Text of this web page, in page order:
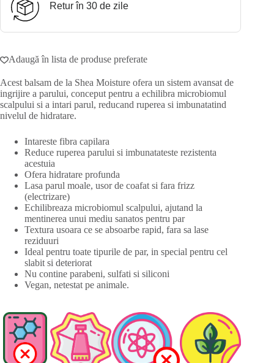
Retur în 30 de zile
Adaugă în lista de produse preferate
Acest balsam de la Shea Moisture ofera un sistem avansat de
ingrijire a parului, conceput pentru a echilibra microbiomul
scalpului si a intari parul, reducand ruperea si imbunatatind
nivelul de hidratare.
Intareste fibra capilara
Reduce ruperea parului si imbunatateste rezistenta
acestuia
Ofera hidratare profunda
Lasa parul moale, usor de coafat si fara frizz
(electrizare)
Echilibreaza microbiomul scalpului, ajutand la
mentinerea unui mediu sanatos pentru par
Textura usoara ce se absoarbe rapid, fara sa lase
reziduuri
Ideal pentru toate tipurile de par, in special pentru cel
slabit si deteriorat
Nu contine parabeni, sulfati si siliconi
Vegan, netestat pe animale.